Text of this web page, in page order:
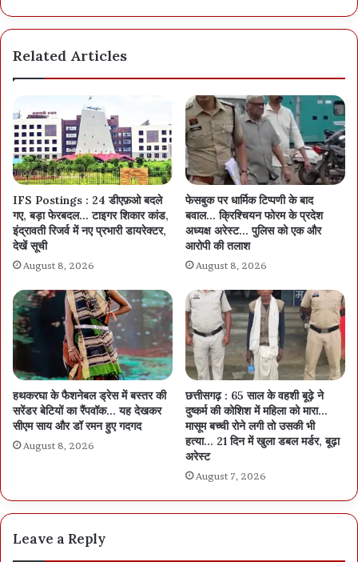
Related Articles
IFS Postings : 24 डीएफ़ओ बदले
गए, बड़ा फेरबदल… टाइगर शिकार कांड,
इंद्रावती रिजर्व में नए प्रभारी डायरेक्टर,
देखें सूची
August 8, 2026
फेसबुक पर धार्मिक टिप्पणी के बाद
बवाल… क्रिश्चियन फोरम के प्रदेश
अध्यक्ष अरेस्ट… पुलिस को एक और
आरोपी की तलाश
August 8, 2026
हथकरघा के फैशनेबल ड्रेस में बस्तर की
सरेंडर बेटियों का रैंपवॉक… यह देखकर
सीएम साय और डॉ रमन हुए गदगद
August 8, 2026
छत्तीसगढ़ : 65 साल के वहशी बूढ़े ने
दुष्कर्म की कोशिश में महिला को मारा…
मासूम बच्ची रोने लगी तो उसकी भी
हत्या… 21 दिन में खुला डबल मर्डर, बूढ़ा
अरेस्ट
August 7, 2026
Leave a Reply